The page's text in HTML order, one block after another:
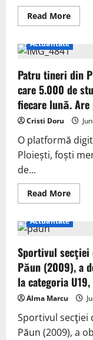
Read More
Actualitate
Patru tineri din
care 5.000 de
fiecare lună.
Cristi Doru
O platformă
Ploiești, foști
de...
Read More
Actualitate
Sportivul secţiei
Păun (2009), a
la categoria
Alma Marcu
Sportivul secţiei
Păun (2009), a